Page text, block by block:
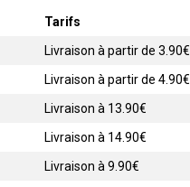
Tarifs
Livraison à partir de 3.90€
Livraison à partir de 4.90€
Livraison à 13.90€
Livraison à 14.90€
Livraison à 9.90€